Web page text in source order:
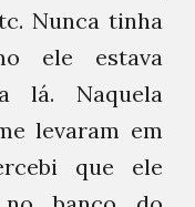
Nunca tinha
ele estava
lá. Naquela
levaram em
que ele